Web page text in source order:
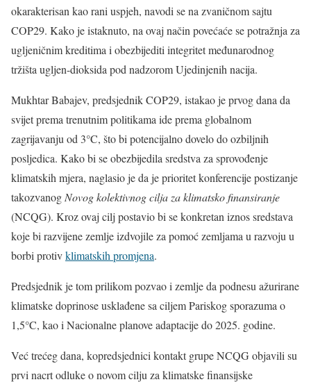
okarakterisan kao rani uspjeh, navodi se na zvaničnom sajtu
COP29. Kako je istaknuto, na ovaj način povećaće se potražnja za
ugljeničnim kreditima i obezbijediti integritet međunarodnog
tržišta ugljen-dioksida pod nadzorom Ujedinjenih nacija.
Mukhtar Babajev, predsjednik COP29, istakao je prvog dana da
svijet prema trenutnim politikama ide prema globalnom
zagrijavanju od 3°C, što bi potencijalno dovelo do ozbiljnih
posljedica. Kako bi se obezbijedila sredstva za sprovođenje
klimatskih mjera, naglasio je da je prioritet konferencije postizanje
takozvanogNovog kolektivnog cilja za klimatsko finansiranje
(NCQG). Kroz ovaj cilj postavio bi se konkretan iznos sredstava
koje bi razvijene zemlje izdvojile za pomoć zemljama u razvoju u
borbi protivklimatskih promjena.
Predsjednik je tom prilikom pozvao i zemlje da podnesu ažurirane
klimatske doprinose usklađene sa ciljem Pariskog sporazuma o
1,5°C, kao i Nacionalne planove adaptacije do 2025. godine.
Već trećeg dana, kopredsjednici kontakt grupe NCQG objavili su
prvi nacrt odluke o novom cilju za klimatske finansijske